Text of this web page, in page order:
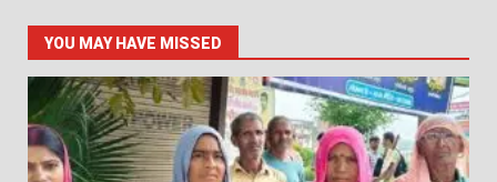
YOU MAY HAVE MISSED